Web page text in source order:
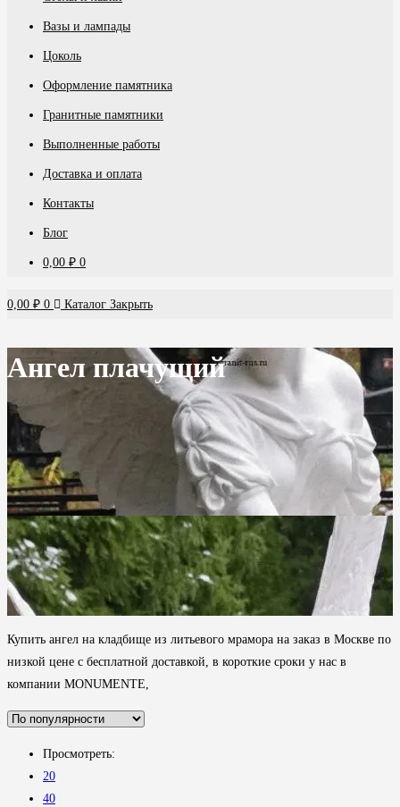
Вазы и лампады
Цоколь
Оформление памятника
Гранитные памятники
Выполненные работы
Доставка и оплата
Контакты
Блог
0,00 ₽ 0
0,00 ₽ 0 Каталог Закрыть
Ангел плачущий
Купить ангел на кладбище из литьевого мрамора на заказ в Москве по
низкой цене с бесплатной доставкой, в короткие сроки у нас в
компании MONUMENTE,
Просмотреть:
20
40